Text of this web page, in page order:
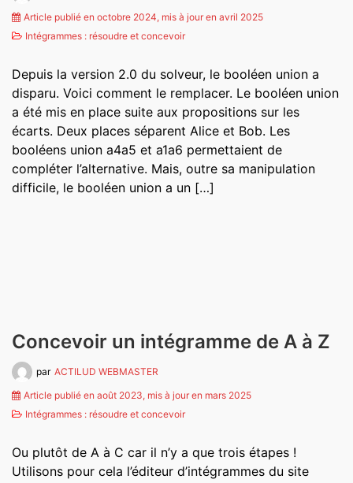
Article publié en octobre 2024, mis à jour en avril 2025
Intégrammes : résoudre et concevoir
Depuis la version 2.0 du solveur, le booléen union a
disparu. Voici comment le remplacer. Le booléen union
a été mis en place suite aux propositions sur les
écarts. Deux places séparent Alice et Bob. Les
booléens union a4a5 et a1a6 permettaient de
compléter l’alternative. Mais, outre sa manipulation
difficile, le booléen union a un […]
Concevoir un intégramme de A à Z
par ACTILUD WEBMASTER
Article publié en août 2023, mis à jour en mars 2025
Intégrammes : résoudre et concevoir
Ou plutôt de A à C car il n’y a que trois étapes !
Utilisons pour cela l’éditeur d’intégrammes du site